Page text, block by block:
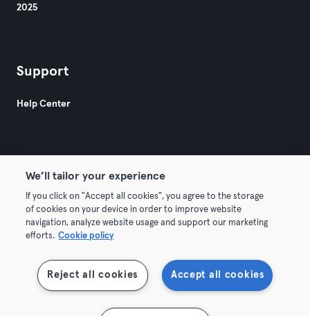
2025
Support
Help Center
© 2026 Urban Sports Group GmbH. All rights reserved.
Terms & Conditions Privacy Imprint
We’ll tailor your experience
If you click on "Accept all cookies", you agree to the storage
of cookies on your device in order to improve website
navigation, analyze website usage and support our marketing
efforts. Cookie policy
Accept all cookies
Reject all cookies